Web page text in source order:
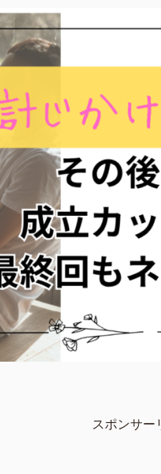
スポンサー